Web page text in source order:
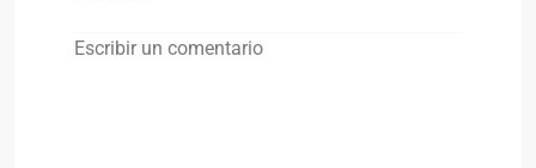
Escribir un comentario